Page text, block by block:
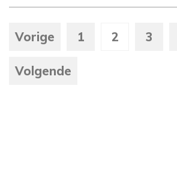
Vorige 1 2 3
Volgende